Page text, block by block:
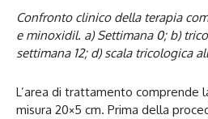
Confronto clinico della terapia
e minoxidil. a) Settimana 0; b)
settimana 12; d) scala tricologica
L’area di trattamento comprende
misura 20×5 cm. Prima della